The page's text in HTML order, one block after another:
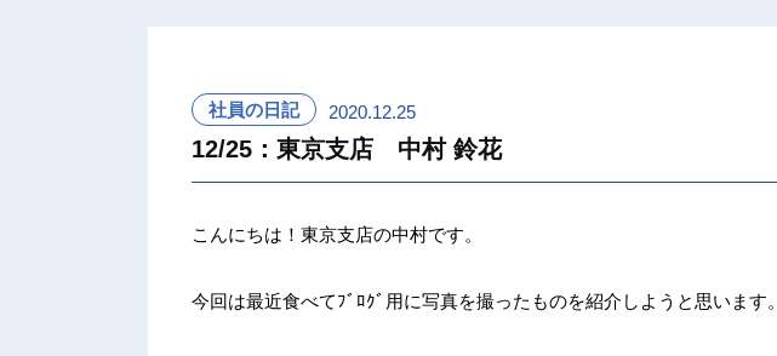
社員の日記 2020.12.25
12/25：東京支店 中村 鈴花
こんにちは！東京支店の中村です。
今回は最近食べてﾌﾞﾛｸﾞ用に写真を撮ったものを紹介しようと思います。